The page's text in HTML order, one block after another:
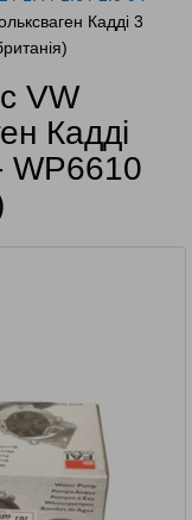
Кадді 3
VW
Кадді
WP6610